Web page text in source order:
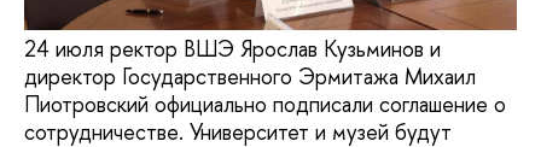
24 июля ректор ВШЭ Ярослав Кузьминов и
директор Государственного Эрмитажа Михаил
Пиотровский официально подписали соглашение о
сотрудничестве. Университет и музей будут